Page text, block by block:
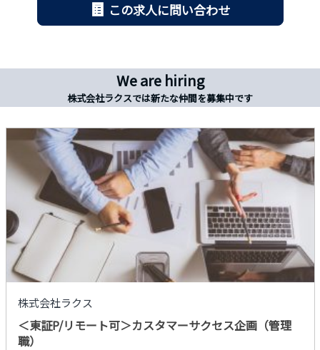
この求人に問い合わせ
We are hiring
株式会社ラクスでは新たな仲間を募集中です
株式会社ラクス
＜東証P/リモート可＞カスタマーサクセス企画（管理
職）